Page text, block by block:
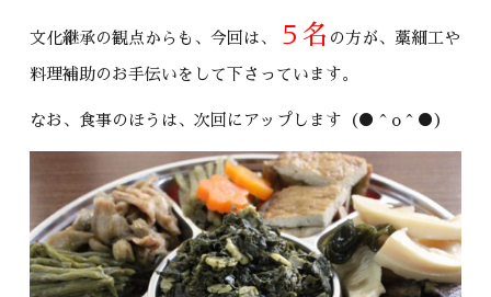
文化継承の観点からも、今回は、 ５名 の方が、藁細工や
料理補助のお手伝いをして下さっています。
なお、食事のほうは、次回にアップします（●＾o＾●）